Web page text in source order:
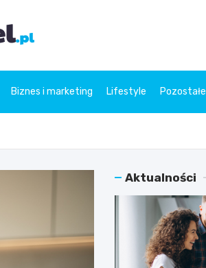
Biznes i marketing Lifestyle Pozostałe
Aktualności